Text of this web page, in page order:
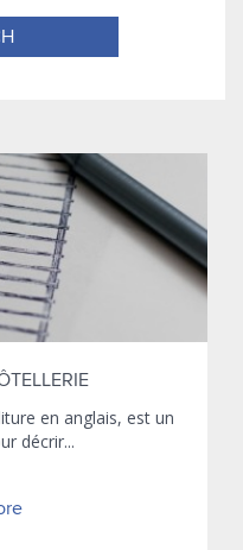
en anglais, est un
décrir...